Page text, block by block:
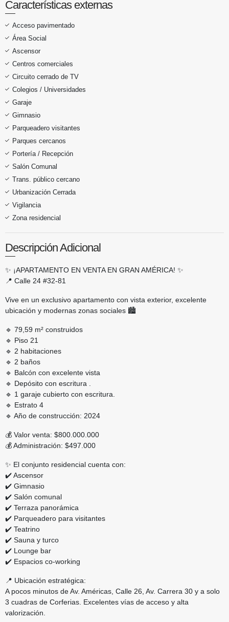
Características externas
Acceso pavimentado
Área Social
Ascensor
Centros comerciales
Circuito cerrado de TV
Colegios / Universidades
Garaje
Gimnasio
Parqueadero visitantes
Parques cercanos
Portería / Recepción
Salón Comunal
Trans. público cercano
Urbanización Cerrada
Vigilancia
Zona residencial
Descripción Adicional
✨ ¡APARTAMENTO EN VENTA EN GRAN AMÉRICA! ✨
📍 Calle 24 #32-81
Vive en un exclusivo apartamento con vista exterior, excelente
ubicación y modernas zonas sociales 🏙️
🔹 79,59 m² construidos
🔹 Piso 21
🔹 2 habitaciones
🔹 2 baños
🔹 Balcón con excelente vista
🔹 Depósito con escritura .
🔹 1 garaje cubierto con escritura.
🔹 Estrato 4
🔹 Año de construcción: 2024
💰 Valor venta: $800.000.000
💰 Administración: $497.000
✨ El conjunto residencial cuenta con:
✔️ Ascensor
✔️ Gimnasio
✔️ Salón comunal
✔️ Terraza panorámica
✔️ Parqueadero para visitantes
✔️ Teatrino
✔️ Sauna y turco
✔️ Lounge bar
✔️ Espacios co-working
📍 Ubicación estratégica:
A pocos minutos de Av. Américas, Calle 26, Av. Carrera 30 y a solo
3 cuadras de Corferias. Excelentes vías de acceso y alta
valorización.